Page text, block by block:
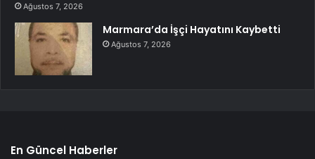
Ağustos 7, 2026
Marmara’da İşçi Hayatını Kaybetti
Ağustos 7, 2026
En Güncel Haberler